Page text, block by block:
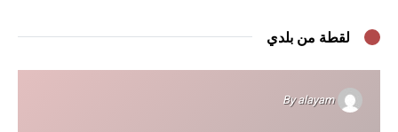
لقطة من بلدي
Byalayam